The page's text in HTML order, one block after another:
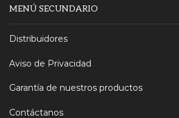
MENÚ SECUNDARIO
Distribuidores
Aviso de Privacidad
Garantía de nuestros productos
Contáctanos